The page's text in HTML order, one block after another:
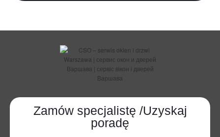
Zamów specjalistę /Uzyskaj
poradę